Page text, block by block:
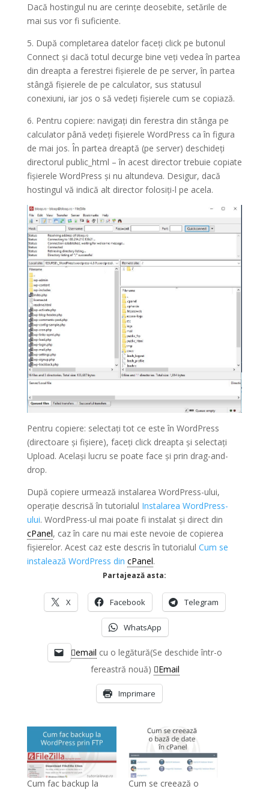
Dacă hostingul nu are cerințe deosebite, setările de
mai sus vor fi suficiente.
5. După completarea datelor faceți click pe butonul
Connect și dacă totul decurge bine veți vedea în partea
din dreapta a ferestrei fișierele de pe server, în partea
stângă fișierele de pe calculator, sus statusul
conexiuni, iar jos o să vedeți fișierele cum se copiază.
6. Pentru copiere: navigați din ferestra din stânga pe
calculator până vedeți fișierele WordPress ca în figura
de mai jos. În partea dreaptă (pe server) deschideți
directorul public_html – în acest director trebuie copiate
fișierele WordPress și nu altundeva. Desigur, dacă
hostingul vă indică alt director folosiți-l pe acela.
Pentru copiere: selectați tot ce este în WordPress
(directoare și fișiere), faceți click dreapta și selectați
Upload. Același lucru se poate face și prin drag-and-
drop.
După copiere urmează instalarea WordPress-ului,
operație descrisă în tutorialul Instalarea WordPress-
ului. WordPress-ul mai poate fi instalat și direct din
cPanel, caz în care nu mai este nevoie de copierea
fișierelor. Acest caz este descris în tutorialul Cum se
instalează WordPress din cPanel.
Partajează asta:
X Facebook Telegram
WhatsApp
email cu o legătură(Se deschide într-o
fereastră nouă)
Email
Imprimare
Cum fac backup la
Cum se creează o